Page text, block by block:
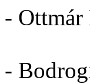
-
-